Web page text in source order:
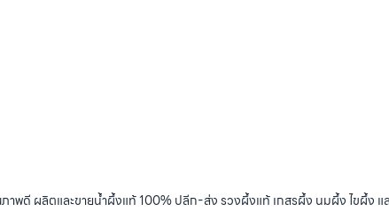
พดี ผลิตและขายน้ำผึ้งแท้ 100% ปลีก-ส่ง รวงผึ้งแท้ เกสรผึ้ง นมผึ้ง ไขผึ้ง